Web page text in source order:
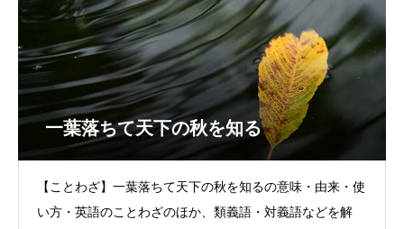
一葉落ちて天下の秋を知る
【ことわざ】一葉落ちて天下の秋を知るの意味・由来・使
い方・英語のことわざのほか、類義語・対義語などを解